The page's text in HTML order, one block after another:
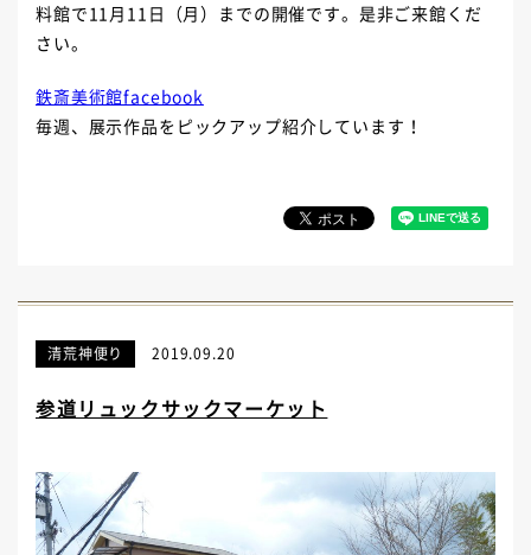
料館で11月11日（月）までの開催です。是非ご来館くだ
さい。
鉄斎美術館facebook
毎週、展示作品をピックアップ紹介しています！
清荒神便り 2019.09.20
参道リュックサックマーケット